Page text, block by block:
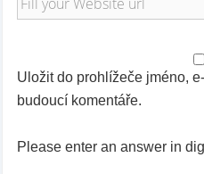
Uložit do prohlížeče jméno,
budoucí komentáře.
Please enter an answer in